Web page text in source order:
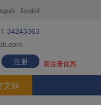
Español
34243363
注册 新注册优惠
文稿